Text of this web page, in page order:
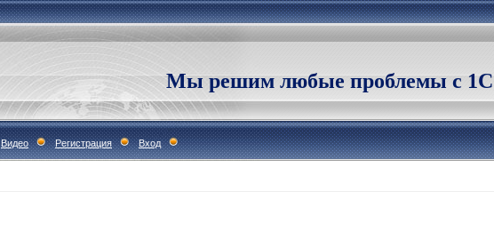
Мы решим любые проблемы с 1С
Видео Регистрация Вход